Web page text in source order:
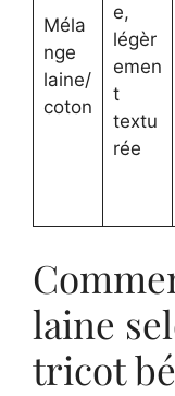
Méla
nge
laine/
coton
e,
légèr
emen
t
textu
rée
laine
tricot